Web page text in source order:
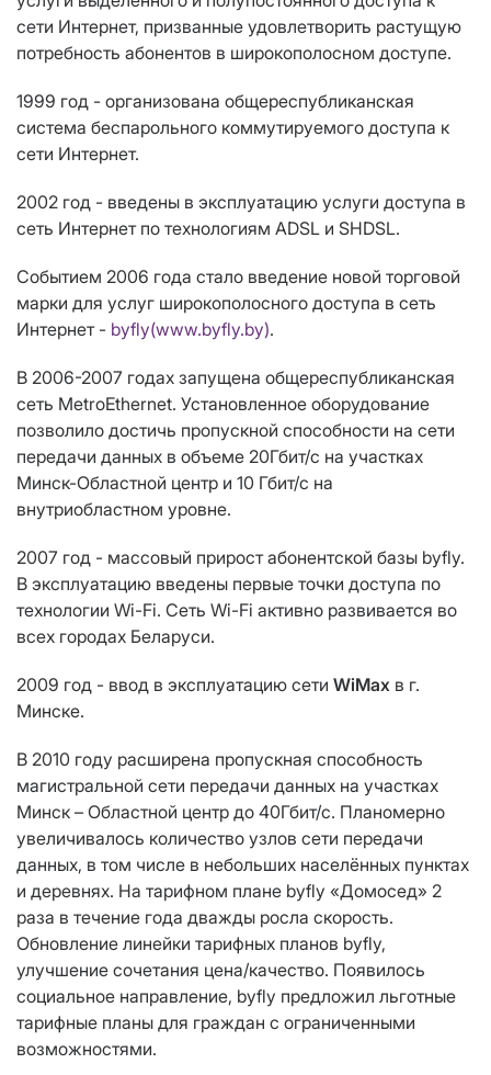
сети Интернет, призванные удовлетворить растущую
потребность абонентов в широкополосном доступе.
1999 год - организована общереспубликанская
система беспарольного коммутируемого доступа к
сети Интернет.
2002 год - введены в эксплуатацию услуги доступа в
сеть Интернет по технологиям ADSL и SHDSL.
Событием 2006 года стало введение новой торговой
марки для услуг широкополосного доступа в сеть
Интернет - byfly(www.byfly.by).
В 2006-2007 годах запущена общереспубликанская
сеть MetroEthernet. Установленное оборудование
позволило достичь пропускной способности на сети
передачи данных в объеме 20Гбит/с на участках
Минск-Областной центр и 10 Гбит/с на
внутриобластном уровне.
2007 год - массовый прирост абонентской базы byfly.
В эксплуатацию введены первые точки доступа по
технологии Wi-Fi. Сеть Wi-Fi активно развивается во
всех городах Беларуси.
2009 год - ввод в эксплуатацию сети WiMax в г.
Минске.
В 2010 году расширена пропускная способность
магистральной сети передачи данных на участках
Минск – Областной центр до 40Гбит/с. Планомерно
увеличивалось количество узлов сети передачи
данных, в том числе в небольших населённых пунктах
и деревнях. На тарифном плане byfly «Домосед» 2
раза в течение года дважды росла скорость.
Обновление линейки тарифных планов byfly,
улучшение сочетания цена/качество. Появилось
социальное направление, byfly предложил льготные
тарифные планы для граждан с ограниченными
возможностями.